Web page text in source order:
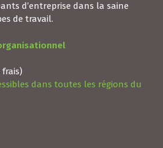
d’entreprise dans la saine
de travail.
dans toutes les régions du